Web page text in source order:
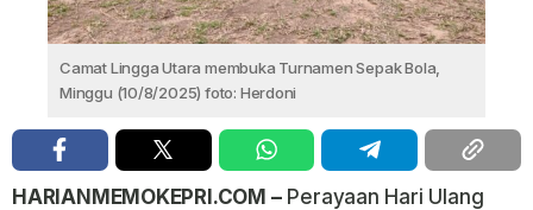
Camat Lingga Utara membuka Turnamen Sepak Bola,
Minggu (10/8/2025) foto: Herdoni
HARIANMEMOKEPRI.COM –Perayaan Hari Ulang